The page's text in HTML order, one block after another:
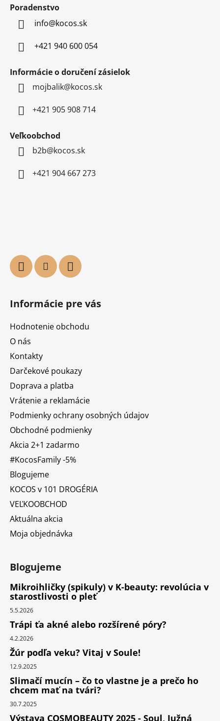
Poradenstvo
info@kocos.sk
+421 940 600 054
Informácie o doručení zásielok
mojbalik@kocos.sk
+421 905 908 714
Veľkoobchod
b2b@kocos.sk
+421 904 667 273
Informácie pre vás
Hodnotenie obchodu
O nás
Kontakty
Darčekové poukazy
Doprava a platba
Vrátenie a reklamácie
Podmienky ochrany osobných údajov
Obchodné podmienky
Akcia 2+1 zadarmo
#KocosFamily -5%
Blogujeme
KOCOS v 101 DROGÉRIA
VEĽKOOBCHOD
Aktuálna akcia
Moja objednávka
Blogujeme
Mikroihličky (spikuly) v K-beauty: revolúcia v
starostlivosti o pleť
5.5.2026
Trápi ťa akné alebo rozšírené póry?
4.2.2026
Žúr podľa veku? Vitaj v Soule!
12.9.2025
Slimačí mucín – čo to vlastne je a prečo ho
chcem mať na tvári?
30.7.2025
Výstava COSMOBEAUTY 2025 - Soul, Južná